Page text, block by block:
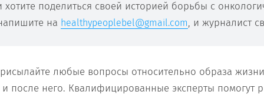
хотите поделиться своей историей борьбы с
на healthypeoplebel@gmail.com, и журналист
любые вопросы относительно образа
после него. Квалифицированные эксперты помогут